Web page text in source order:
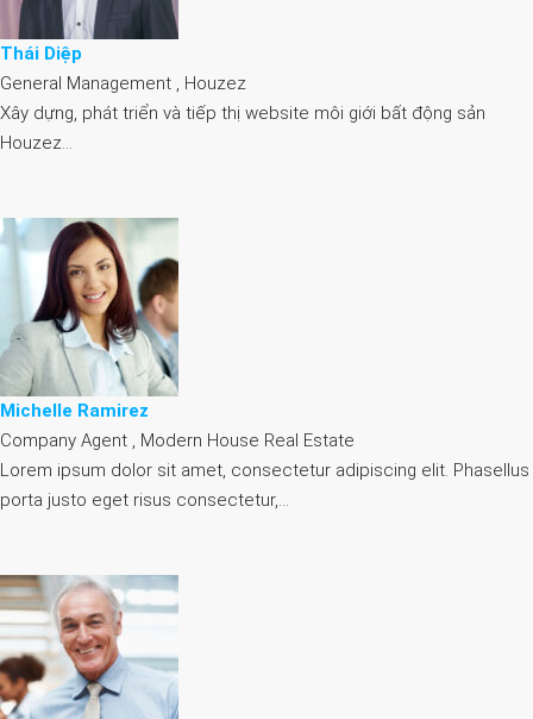
Thái Diệp
General Management , Houzez
Xây dựng, phát triển và tiếp thị website môi giới bất động sản
Houzez…
Michelle Ramirez
Company Agent , Modern House Real Estate
Lorem ipsum dolor sit amet, consectetur adipiscing elit. Phasellus
porta justo eget risus consectetur,…